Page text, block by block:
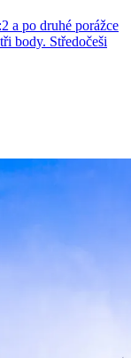
a po druhé porážce
body. Středočeši